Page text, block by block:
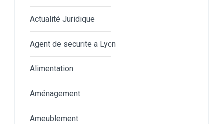
Actualité Juridique
Agent de securite a Lyon
Alimentation
Aménagement
Ameublement